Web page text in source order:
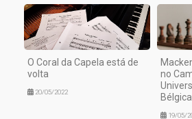
O Coral da Capela está de
volta
20/05/2022
no
Bélgica
19/05/